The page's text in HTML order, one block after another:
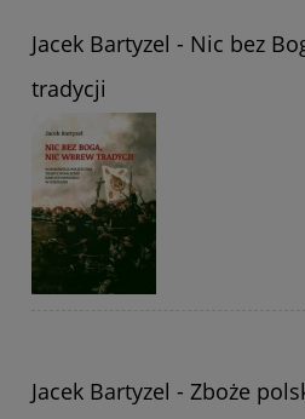
Jacek Bartyzel - Nic bez
tradycji
Jacek Bartyzel - Zboże